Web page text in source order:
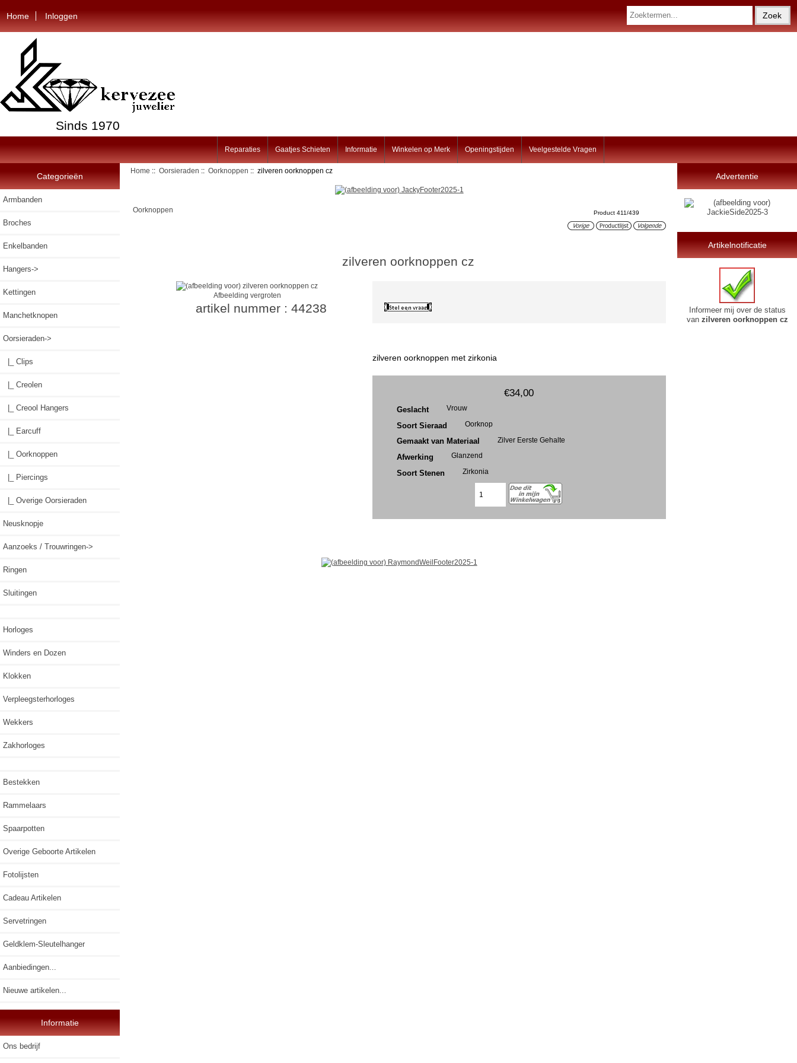
Home Inloggen
Sinds 1970
Reparaties Gaatjes Schieten Informatie Winkelen op Merk Openingstijden Veelgestelde Vragen
Categorieën
Armbanden
Broches
Enkelbanden
Hangers->
Kettingen
Manchetknopen
Oorsieraden->
|_ Clips
|_ Creolen
|_ Creool Hangers
|_ Earcuff
|_ Oorknoppen
|_ Piercings
|_ Overige Oorsieraden
Neusknopje
Aanzoeks / Trouwringen->
Ringen
Sluitingen
Horloges
Winders en Dozen
Klokken
Verpleegsterhorloges
Wekkers
Zakhorloges
Bestekken
Rammelaars
Spaarpotten
Overige Geboorte Artikelen
Fotolijsten
Cadeau Artikelen
Servetringen
Geldklem-Sleutelhanger
Aanbiedingen...
Nieuwe artikelen...
Informatie
Ons bedrijf
Home ::Oorsieraden ::Oorknoppen :: zilveren oorknoppen cz
Oorknoppen Product 411/439
zilveren oorknoppen cz
Afbeelding vergroten
artikel nummer : 44238
zilveren oorknoppen met zirkonia
€34,00
Geslacht Vrouw
Soort Sieraad Oorknop
Gemaakt van Materiaal Zilver Eerste Gehalte
Afwerking Glanzend
Soort Stenen Zirkonia
Advertentie
Artikelnotificatie
Informeer mij over de status
van zilveren oorknoppen cz